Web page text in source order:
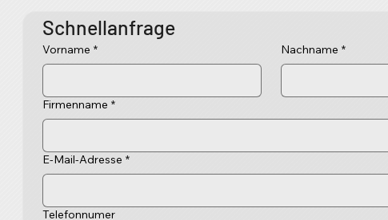
Schnellanfrage
Vorname * Nachname *
Firmenname *
E-Mail-Adresse *
Telefonnumer